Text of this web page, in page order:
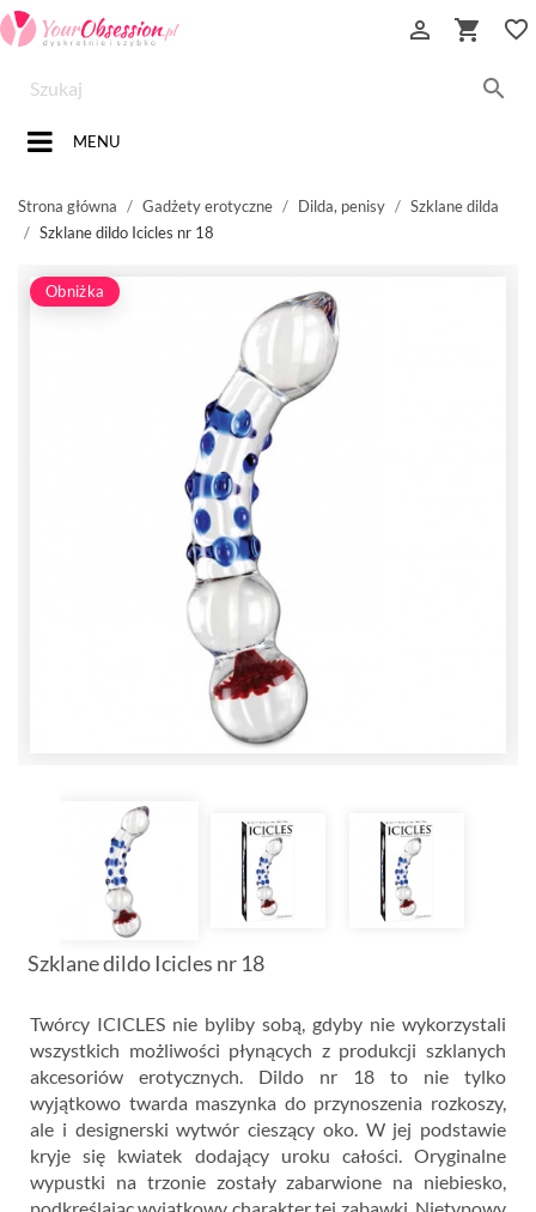
favorite_border



MENU
Strona główna Gadżety erotyczne Dilda, penisy
Szklane dilda
Szklane dildo Icicles nr 18
Obniżka
Szklane dildo Icicles nr 18
Twórcy ICICLES nie byliby sobą, gdyby nie wykorzystali
wszystkich możliwości płynących z produkcji szklanych
akcesoriów erotycznych. Dildo nr 18 to nie tylko
wyjątkowo twarda maszynka do przynoszenia rozkoszy,
ale i designerski wytwór cieszący oko. W jej podstawie
kryje się kwiatek dodający uroku całości. Oryginalne
wypustki na trzonie zostały zabarwione na niebiesko,